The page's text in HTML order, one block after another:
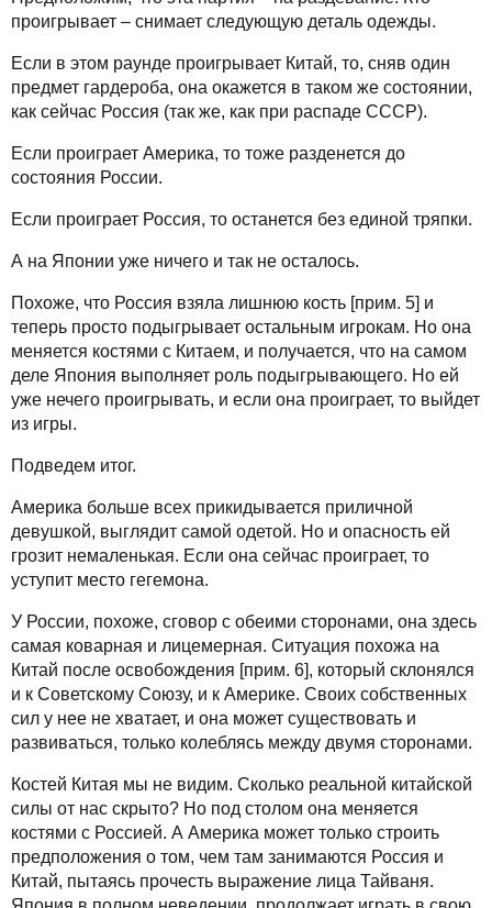
проигрывает – снимает следующую деталь одежды.
Если в этом раунде проигрывает Китай, то, сняв один
предмет гардероба, она окажется в таком же состоянии,
как сейчас Россия (так же, как при распаде СССР).
Если проиграет Америка, то тоже разденется до
состояния России.
Если проиграет Россия, то останется без единой тряпки.
А на Японии уже ничего и так не осталось.
Похоже, что Россия взяла лишнюю кость [прим. 5] и
теперь просто подыгрывает остальным игрокам. Но она
меняется костями с Китаем, и получается, что на самом
деле Япония выполняет роль подыгрывающего. Но ей
уже нечего проигрывать, и если она проиграет, то выйдет
из игры.
Подведем итог.
Америка больше всех прикидывается приличной
девушкой, выглядит самой одетой. Но и опасность ей
грозит немаленькая. Если она сейчас проиграет, то
уступит место гегемона.
У России, похоже, сговор с обеими сторонами, она здесь
самая коварная и лицемерная. Ситуация похожа на
Китай после освобождения [прим. 6], который склонялся
и к Советскому Союзу, и к Америке. Своих собственных
сил у нее не хватает, и она может существовать и
развиваться, только колеблясь между двумя сторонами.
Костей Китая мы не видим. Сколько реальной китайской
силы от нас скрыто? Но под столом она меняется
костями с Россией. А Америка может только строить
предположения о том, чем там занимаются Россия и
Китай, пытаясь прочесть выражение лица Тайваня.